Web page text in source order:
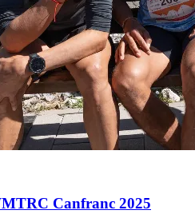
Canfranc 2025